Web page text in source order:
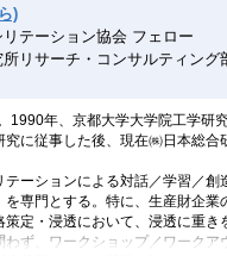
)
テーション協会 フェロー
リサーチ・コンサルティング
1990年、京都大学大学院工学研
究に従事した後、現在㈱日本総合
テーションによる対話／学習／創
を専門とする。特に、生産財企業
策定・浸透において、浸透に重き
わず、ワークショップ／ワークア